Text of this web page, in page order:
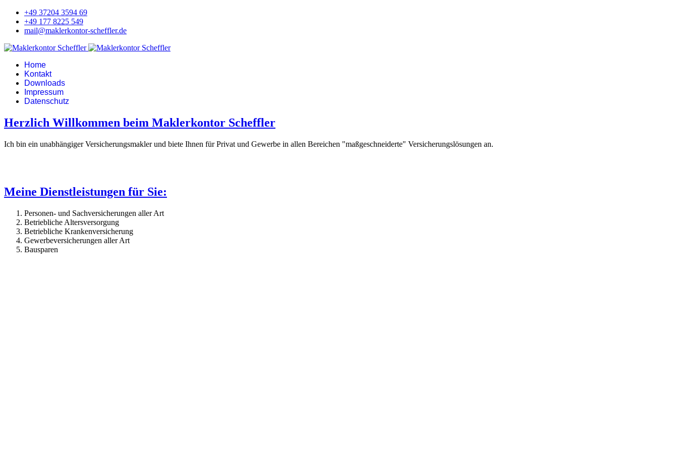
+49 37204 3594 69
+49 177 8225 549
mail@maklerkontor-scheffler.de
Home
Kontakt
Downloads
Impressum
Datenschutz
Herzlich Willkommen beim Maklerkontor Scheffler
Ich bin ein unabhängiger Versicherungsmakler und biete Ihnen für Privat und Gewerbe in allen Bereichen "maßgeschneiderte" Versicherungslösungen an.
Meine Dienstleistungen für Sie:
Personen- und Sachversicherungen aller Art
Betriebliche Altersversorgung
Betriebliche Krankenversicherung
Gewerbeversicherungen aller Art
Bausparen